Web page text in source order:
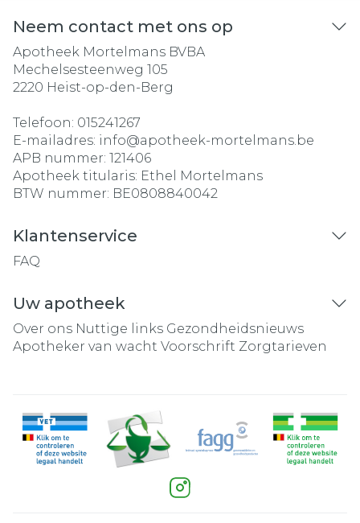
Neem contact met ons op
Apotheek Mortelmans BVBA
Mechelsesteenweg 105
2220 Heist-op-den-Berg
Telefoon: 015241267
E-mailadres: info@apotheek-mortelmans.be
APB nummer: 121406
Apotheek titularis: Ethel Mortelmans
BTW nummer: BE0808840042
Klantenservice
FAQ
Uw apotheek
Over ons Nuttige links Gezondheidsnieuws
Apotheker van wacht Voorschrift Zorgtarieven